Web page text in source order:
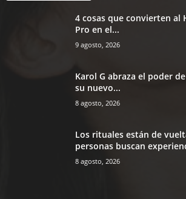
4 cosas que convierten al
Pro en el...
9 agosto, 2026
Karol G abraza el poder
su nuevo...
8 agosto, 2026
Los rituales están de
personas buscan
8 agosto, 2026